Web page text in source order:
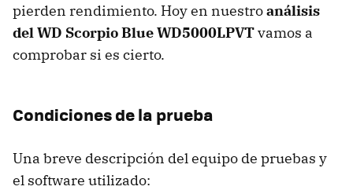
pierden rendimiento. Hoy en nuestroanálisis
del WD Scorpio Blue WD5000LPVTvamos a
comprobar si es cierto.
Condiciones de la prueba
Una breve descripción del equipo de pruebas y
el software utilizado: